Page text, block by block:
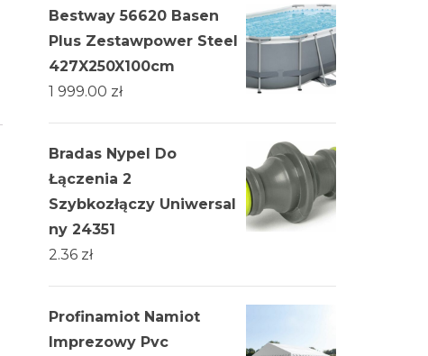
Bestway 56620 Basen
Plus Zestawpower Steel
427X250X100cm
1 999.00 zł
Bradas Nypel Do
Łączenia 2
Szybkozłączy Uniwersal
ny 24351
2.36 zł
Profinamiot Namiot
Imprezowy Pvc